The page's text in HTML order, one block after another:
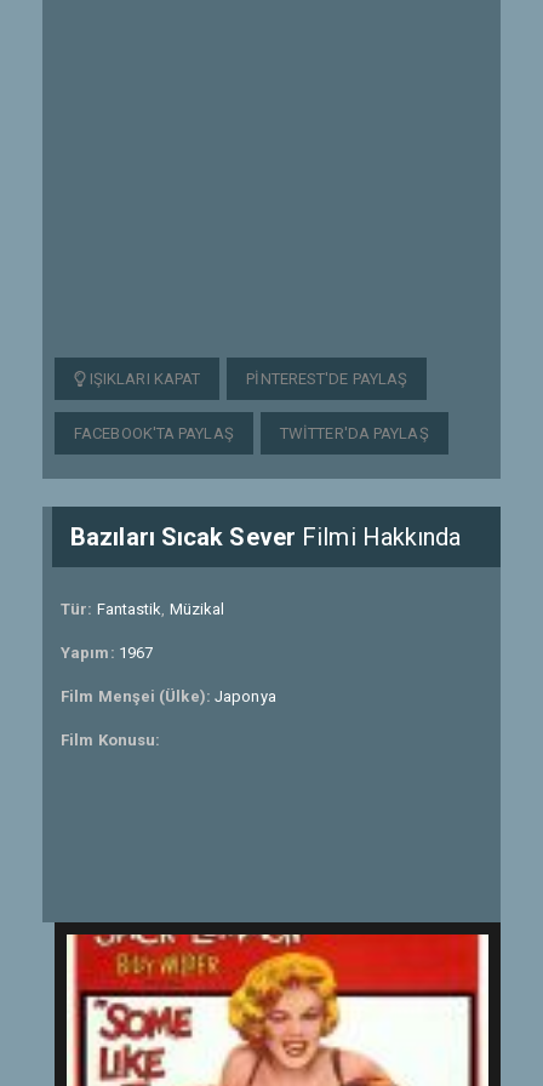
IŞIKLARI KAPAT PINTEREST'DE PAYLAŞ
FACEBOOK'TA PAYLAŞ TWITTER'DA PAYLAŞ
Bazıları Sıcak Sever Filmi Hakkında
Tür: Fantastik, Müzikal
Yapım: 1967
Film Menşei (Ülke): Japonya
Film Konusu: